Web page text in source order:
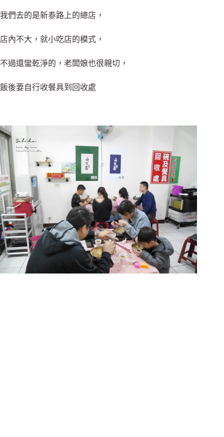
我們去的是新泰路上的總店，
店內不大，就小吃店的模式，
不過還蠻乾淨的，老闆娘也很親切，
飯後要自行收餐具到回收處